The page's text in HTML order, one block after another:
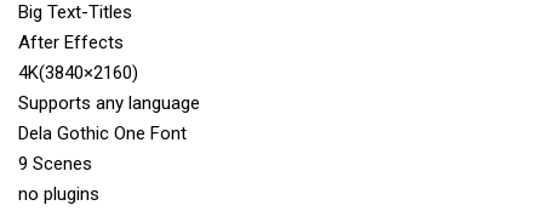
Big Text-Titles
After Effects
4K(3840×2160)
Supports any language
Dela Gothic One Font
9 Scenes
no plugins